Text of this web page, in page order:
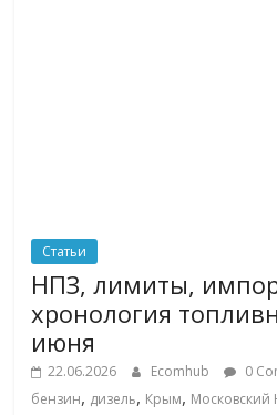
Статьи
НПЗ, лимиты,
хронология
июня
22.06.2026 Ecomhub 0
бензин, дизель, Крым, Московский